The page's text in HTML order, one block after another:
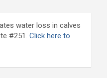
water loss in calves
#251.Click here to